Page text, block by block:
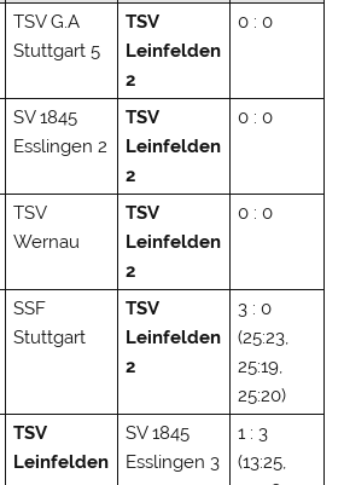
TSV G.A
Stuttgart 5
TSV
Leinfelden
2
0 : 0
SV 1845
Esslingen 2
TSV
Leinfelden
2
0 : 0
TSV
Wernau
TSV
Leinfelden
2
0 : 0
SSF
Stuttgart
TSV
Leinfelden
2
3 : 0
(25:23,
25:19,
25:20)
TSV
Leinfelden
SV 1845
Esslingen 3
1 : 3
(13:25,